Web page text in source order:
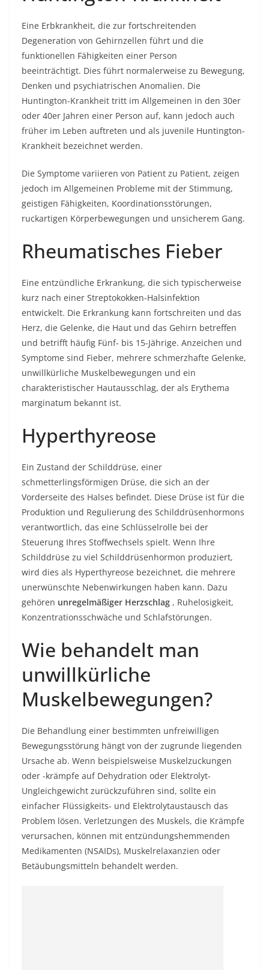
Eine Erbkrankheit, die zur fortschreitenden
Degeneration von Gehirnzellen führt und die
funktionellen Fähigkeiten einer Person
beeinträchtigt. Dies führt normalerweise zu Bewegung,
Denken und psychiatrischen Anomalien. Die
Huntington-Krankheit tritt im Allgemeinen in den 30er
oder 40er Jahren einer Person auf, kann jedoch auch
früher im Leben auftreten und als juvenile Huntington-
Krankheit bezeichnet werden.
Die Symptome variieren von Patient zu Patient, zeigen
jedoch im Allgemeinen Probleme mit der Stimmung,
geistigen Fähigkeiten, Koordinationsstörungen,
ruckartigen Körperbewegungen und unsicherem Gang.
Rheumatisches Fieber
Eine entzündliche Erkrankung, die sich typischerweise
kurz nach einer Streptokokken-Halsinfektion
entwickelt. Die Erkrankung kann fortschreiten und das
Herz, die Gelenke, die Haut und das Gehirn betreffen
und betrifft häufig Fünf- bis 15-Jährige. Anzeichen und
Symptome sind Fieber, mehrere schmerzhafte Gelenke,
unwillkürliche Muskelbewegungen und ein
charakteristischer Hautausschlag, der als Erythema
marginatum bekannt ist.
Hyperthyreose
Ein Zustand der Schilddrüse, einer
schmetterlingsförmigen Drüse, die sich an der
Vorderseite des Halses befindet. Diese Drüse ist für die
Produktion und Regulierung des Schilddrüsenhormons
verantwortlich, das eine Schlüsselrolle bei der
Steuerung Ihres Stoffwechsels spielt. Wenn Ihre
Schilddrüse zu viel Schilddrüsenhormon produziert,
wird dies als Hyperthyreose bezeichnet, die mehrere
unerwünschte Nebenwirkungen haben kann. Dazu
gehören unregelmäßiger Herzschlag , Ruhelosigkeit,
Konzentrationsschwäche und Schlafstörungen.
Wie behandelt man
unwillkürliche
Muskelbewegungen?
Die Behandlung einer bestimmten unfreiwilligen
Bewegungsstörung hängt von der zugrunde liegenden
Ursache ab. Wenn beispielsweise Muskelzuckungen
oder -krämpfe auf Dehydration oder Elektrolyt-
Ungleichgewicht zurückzuführen sind, sollte ein
einfacher Flüssigkeits- und Elektrolytaustausch das
Problem lösen. Verletzungen des Muskels, die Krämpfe
verursachen, können mit entzündungshemmenden
Medikamenten (NSAIDs), Muskelrelaxanzien oder
Betäubungsmitteln behandelt werden.